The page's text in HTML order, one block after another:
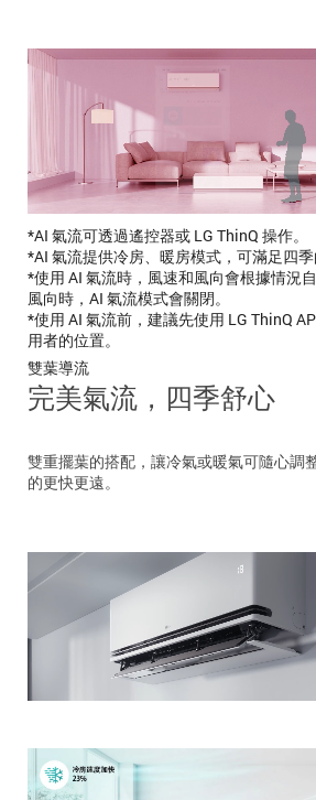
*AI 氣流可透過遙控器或 LG ThinQ 操作。
*AI 氣流提供冷房、暖房模式，可滿足四季
*使用 AI 氣流時，風速和風向會根據情況
風向時，AI 氣流模式會關閉。
*使用 AI 氣流前，建議先使用 LG ThinQ
用者的位置。
雙葉導流
完美氣流，四季舒心
雙重擺葉的搭配，讓冷氣或暖氣可隨心調
的更快更遠。